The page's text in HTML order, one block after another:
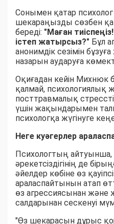
Сонымен қатар психолог
шекараңызды сөзбен
береді: "Маған
істеп жатырсыз?" Бұл
анонимдік сезімін
назарын аударуға
Оқиғадан кейін
қалмай, психологиялық
посттравмалық
үшін жақындарымен
психологқа жүгінуге
Неге куәгерлер
Психологтың айтуынша,
әрекетсіздігінің де
әйелдер көбіне өз
араласпайтынын атап
өз агрессиясынан
салдарынан сескенуі
"Өз шекарасын дұрыс